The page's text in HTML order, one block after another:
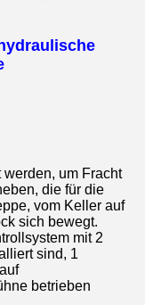
um Fracht
die für die
vom Keller auf
sich bewegt.
mit 2
sind, 1
betrieben